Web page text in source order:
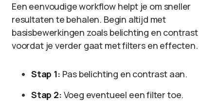
Een eenvoudige workflow helpt je om sneller
resultaten te behalen. Begin altijd met
basisbewerkingen zoals belichting en contrast
voordat je verder gaat met filters en effecten.
Stap 1: Pas belichting en contrast aan.
Stap 2: Voeg eventueel een filter toe.